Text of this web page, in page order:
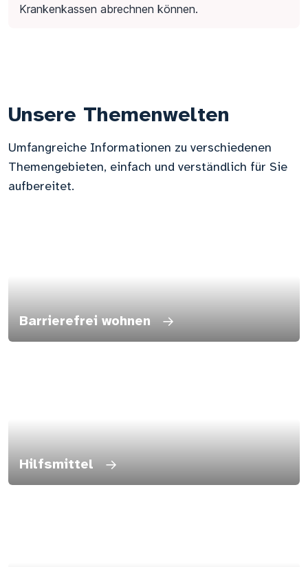
Krankenkassen abrechnen können.
Unsere Themenwelten
Umfangreiche Informationen zu verschiedenen
Themengebieten, einfach und verständlich für Sie
aufbereitet.
Barrierefrei wohnen →
Hilfsmittel →